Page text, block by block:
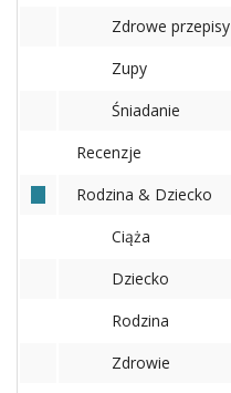
Zdrowe przepisy
Zupy
Śniadanie
Recenzje
Rodzina & Dziecko
Ciąża
Dziecko
Rodzina
Zdrowie